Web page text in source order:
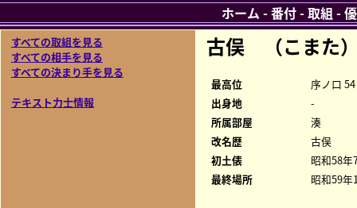
すべての取組を見る
すべての相手を見る
すべての決まり手を見る
テキスト力士情報
古俣 （こまた
最高位
序ノ口 54
出身地
-
所属部屋
湊
改名歴
古俣
初土俵
昭和58年
最終場所
昭和59年
ホーム -番付-取組 -